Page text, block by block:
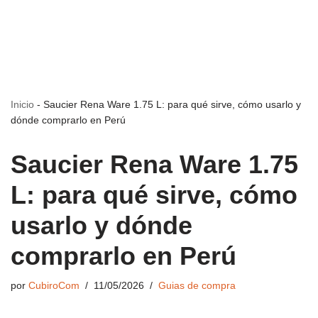
Inicio - Saucier Rena Ware 1.75 L: para qué sirve, cómo usarlo y
dónde comprarlo en Perú
Saucier Rena Ware 1.75
L: para qué sirve, cómo
usarlo y dónde
comprarlo en Perú
por CubiroCom 11/05/2026 Guias de compra